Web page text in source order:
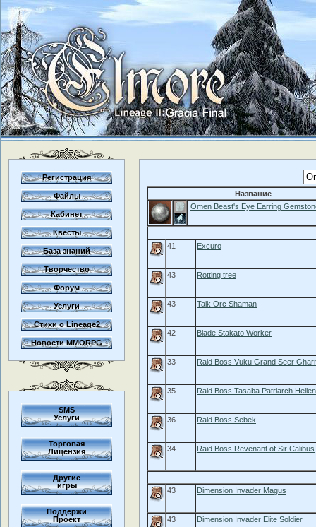
Регистрация
Файлы
Кабинет
Квесты
База знаний
Творчество
Форум
Услуги
Стихи о Lineage2
Новости MMORPG
SMS
Услуги
Торговая
Лицензия
Другие
игры
Поддержи
Проект
Название
Omen Beast's Eye Earring
41 Excuro
43 Rotting tree
43 Taik Orc Shaman
42 Blade Stakato Worker
33 Raid Boss Vuku Grand Seer
35 Raid Boss Tasaba Patriarch
36 Raid Boss Sebek
34 Raid Boss Revenant of Sir Calibus
43 Dimension Invader Magus
43 Dimension Invader Elite Soldier